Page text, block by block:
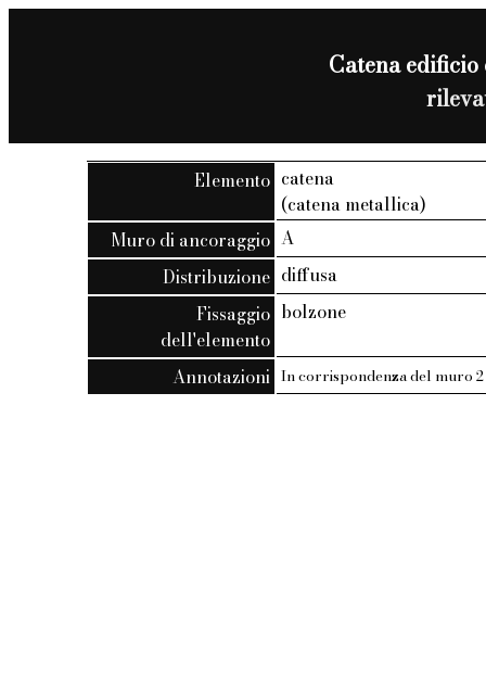
Catena
Elemento catena
(catena metallica)
Muro di ancoraggio A
Distribuzione diffusa
Fissaggio
dell'elemento
bolzone
Annotazioni In corrispondenza del muro